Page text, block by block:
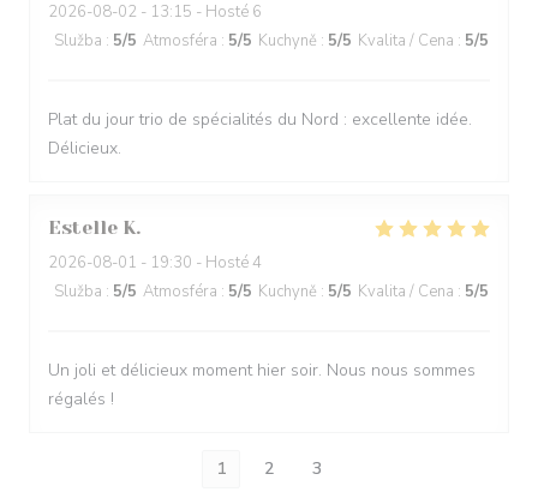
2026-08-02 - 13:15 - Hosté 6
Služba : 5/5 Atmosféra : 5/5 Kuchyně : 5/5 Kvalita / Cena : 5/5
Plat du jour trio de spécialités du Nord : excellente idée.
Délicieux.
Estelle K
2026-08-01 - 19:30 - Hosté 4
Služba : 5/5 Atmosféra : 5/5 Kuchyně : 5/5 Kvalita / Cena : 5/5
Un joli et délicieux moment hier soir. Nous nous sommes
régalés !
1 2 3